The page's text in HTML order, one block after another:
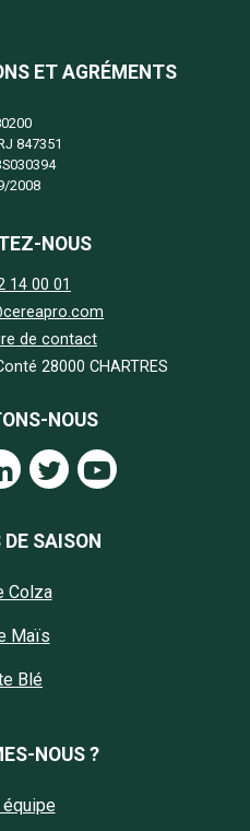
ET AGRÉMENTS
847351
2008
NOUS
14 00 01
de contact
28000 CHARTRES
NOUS
SAISON
Colza
Maïs
Blé
NOUS ?